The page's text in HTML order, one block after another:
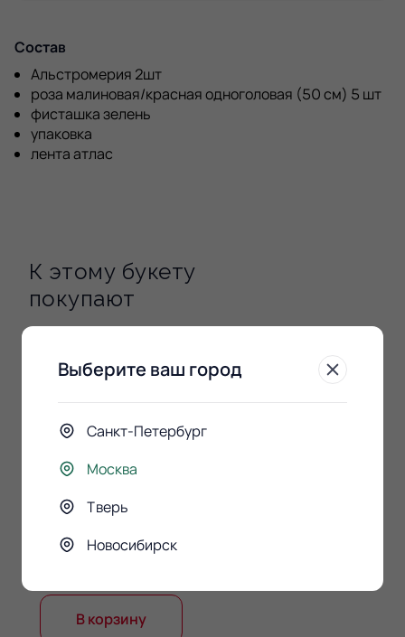
Состав
Альстромерия 2шт
роза малиновая/красная одноголовая (50 см) 5 шт
фисташка зелень
упаковка
лента атлас
К этому букету
покупают
Конфеты Raffaello 150гр.
В корзину
Выберите ваш город
Санкт-Петербург
Москва
Тверь
Новосибирск